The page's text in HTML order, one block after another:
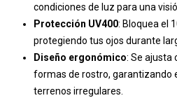
condiciones de luz para una
Protección UV400: Bloquea el
protegiendo tus ojos durante
Diseño ergonómico: Se ajusta
formas de rostro, garantizando
terrenos irregulares.